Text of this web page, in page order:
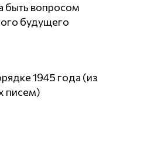
быть вопросом
будущего
писем)